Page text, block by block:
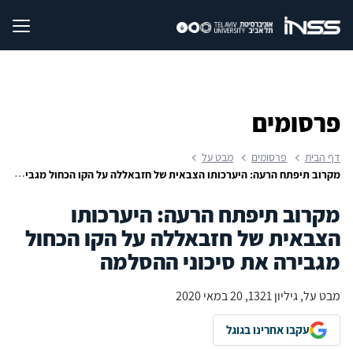
פרסומים
דף הבית פרסומים
מבט על
מקרוב תיפתח הרעה: היערכותו הצבאית של חזבאללה על הקו הכחול מגבירה את סיכוני ההסלמה
מקרוב תיפתח הרעה: היערכותו
הצבאית של חזבאללה על הקו הכחול
מגבירה את סיכוני ההסלמה
מבט על, גיליון 1321, 20 במאי 2020
עקבו אחרינו בגוגל